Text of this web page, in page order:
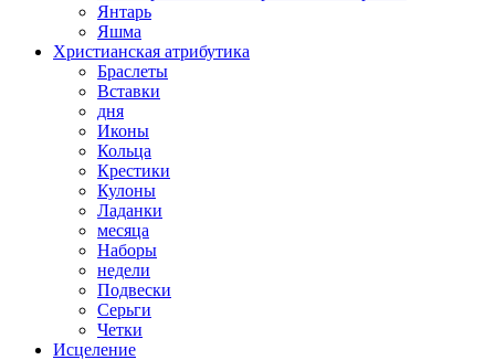
Янтарь
Яшма
Христианская атрибутика
Браслеты
Вставки
дня
Иконы
Кольца
Крестики
Кулоны
Ладанки
месяца
Наборы
недели
Подвески
Серьги
Четки
Исцеление